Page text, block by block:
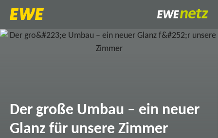
Der große Umbau – ein neuer
Glanz für unsere Zimmer